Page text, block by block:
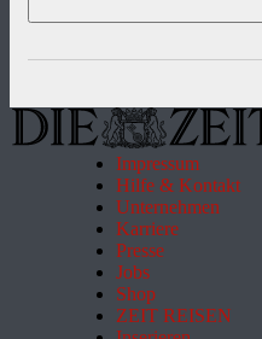
Impressum
Hilfe & Kontakt
Unternehmen
Karriere
Presse
Jobs
Shop
ZEIT REISEN